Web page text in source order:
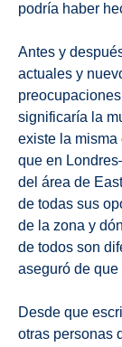
podría haber
Antes y
actuales y
significaría la
existe la
que en
del área de
de todas sus
de la zona y
de todos son
aseguró de
Desde que
otras personas